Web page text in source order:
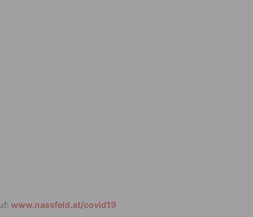
www.nassfeld.at/covid19